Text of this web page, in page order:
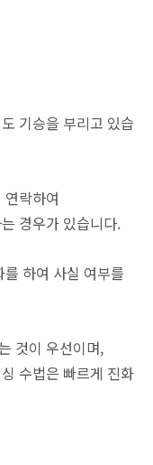
기승을 부리고 있습
락하여
경우가 있습니다.
하여 사실 여부를
것이 우선이며,
수법은 빠르게 진화